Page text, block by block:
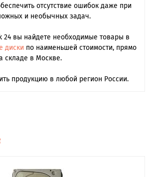
отсутствие ошибок даже при
и необычных задач.
24 вы найдете необходимые товары в
диски по наименьшей стоимости, прямо
складе в Москве.
продукцию в любой регион России.